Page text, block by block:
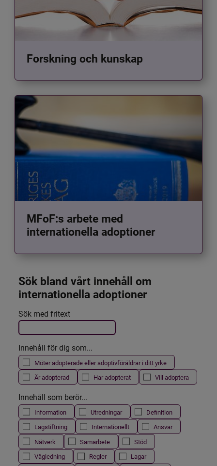
Forskning och kunskap
MFoF:s arbete med
internationella adoptioner
Sök bland vårt innehåll om
internationella adoptioner
Filtrera resultatet
Det här formuläret postas automatiskt
Sök med fritext
Innehåll för dig som...
Möter adopterade eller adoptivföräldrar i ditt yrke
Är adopterad
Har adopterat Vill adoptera
Innehåll som berör...
Information Utredningar
Definition
Lagstiftning
Internationellt
Ansvar
Nätverk
Samarbete
Stöd
Vägledning
Regler
Lagar